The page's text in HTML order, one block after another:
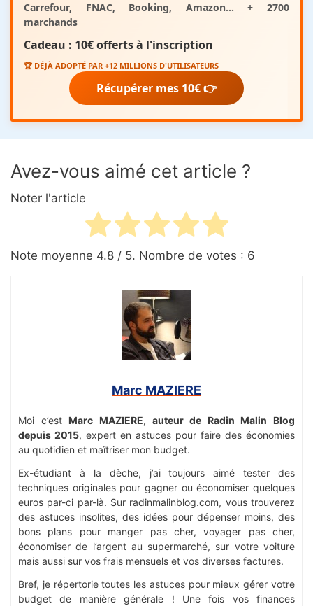
Carrefour, FNAC, Booking, Amazon... + 2700
marchands
Cadeau : 10€ offertsà l'inscription
🏆 DÉJÀ ADOPTÉ PAR +12 MILLIONS D'UTILISATEURS
Récupérer mes 10€ 👉
Avez-vous aimé cet article ?
Noter l'article
Note moyenne 4.8 / 5. Nombre de votes : 6
Marc MAZIERE
Moi c’estMarc MAZIERE, auteur de Radin Malin Blog
depuis 2015, expert en astuces pour faire des économies
au quotidien et maîtriser mon budget.
Ex-étudiant à la dèche, j’ai toujours aimé tester des
techniques originales pour gagner ou économiser quelques
euros par-ci par-là. Sur radinmalinblog.com, vous trouverez
des astuces insolites, des idées pour dépenser moins, des
bons plans pour manger pas cher, voyager pas cher,
économiser de l’argent au supermarché, sur votre voiture
mais aussi sur vos frais mensuels et vos diverses factures.
Bref, je répertorie toutes les astuces pour mieux gérer votre
budget de manière générale ! Une fois vos finances